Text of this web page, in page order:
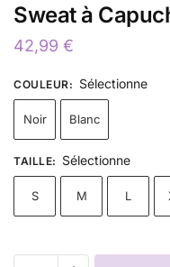
Sweat à
42,99 €
COULEUR: Sélectionne
Noir Blanc
TAILLE: Sélectionne
S M L